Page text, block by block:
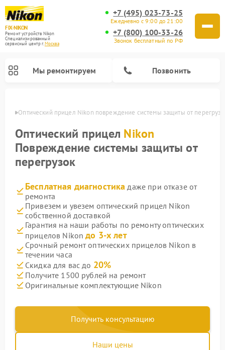
FIX-NIKON
Ремонт устройств Nikon
Специализированный
cервисный центр г.Москва
+7 (495) 023-73-25
Ежедневно с 9:00 до 21:00
+7 (800) 100-33-26
Звонок бесплатный по РФ
Мы ремонтируем Позвонить
Оптический прицел Nikon повреждение системы защиты от
Оптический прицел Nikon
Повреждение системы защиты от
перегрузок
Бесплатная диагностика даже при отказе от
ремонта
Привезем и увезем оптический прицел Nikon
собственной доставкой
Гарантия на наши работы по ремонту оптических
прицелов Nikonдо 3-х лет
Срочный ремонт оптических прицелов Nikon в
течении часа
Скидка для вас до 20%
Получите 1500 рублей на ремонт
Оригинальные комплектующие Nikon
Получить консультацию
Наши цены